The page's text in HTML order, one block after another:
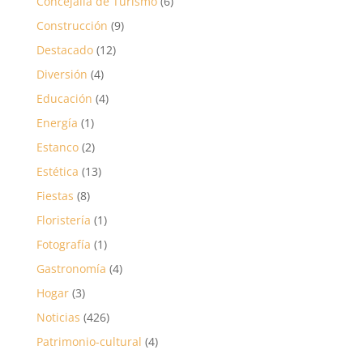
Construcción (9)
Destacado(12)
Diversión (4)
Educación (4)
Energía (1)
Estanco(2)
Estética (13)
Fiestas (8)
Floristería (1)
Fotografía (1)
Gastronomía (4)
Hogar(3)
Noticias (426)
Patrimonio-cultural (4)